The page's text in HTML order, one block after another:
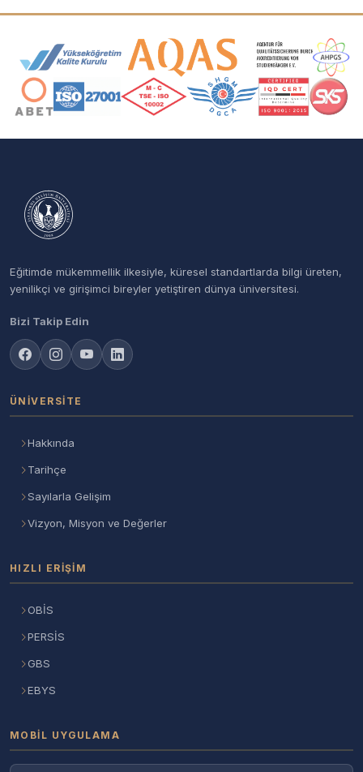
Akreditasyon ve Üyelik Logoları
Eğitimde mükemmellik ilkesiyle, küresel standartlarda bilgi üreten,
yenilikçi ve girişimci bireyler yetiştiren dünya üniversitesi.
Bizi Takip Edin
ÜNIVERSITE
Hakkında
Tarihçe
Sayılarla Gelişim
Vizyon, Misyon ve Değerler
HIZLI ERIŞIM
OBİS
PERSİS
GBS
EBYS
MOBIL UYGULAMA